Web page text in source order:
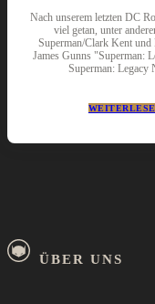
Nach unserem letzten DC
viel getan, unter
Superman/Clark Kent
James Gunns "Superman:
ÜBER UNS